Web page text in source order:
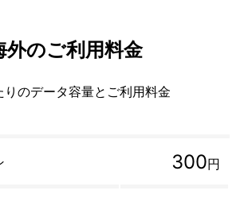
外のご利用料金
りのデータ容量とご利用料金
300円